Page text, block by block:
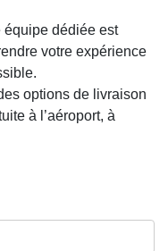
équipe dédiée est
votre expérience
options de livraison
à l’aéroport, à